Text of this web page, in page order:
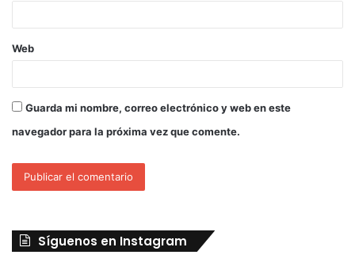
Web
Guarda mi nombre, correo electrónico y web en este
navegador para la próxima vez que comente.
Síguenos en Instagram